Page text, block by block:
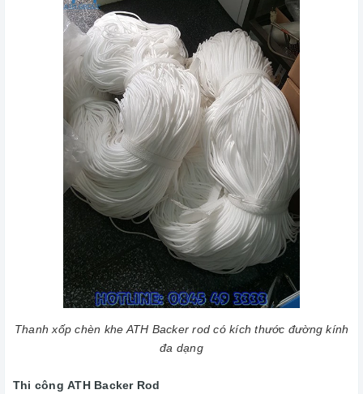
Thanh xốp chèn khe ATH Backer rod có kích thước đường kính
đa dạng
Thi công ATH Backer Rod